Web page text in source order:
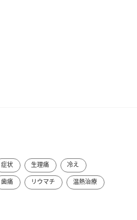
症状 生理痛
冷え
歯痛 リウマチ
温熱治療